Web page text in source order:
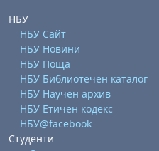
НБУ
НБУ Сайт
НБУ Новини
НБУ Поща
НБУ Библиотечен каталог
НБУ Научен архив
НБУ Етичен кодекс
НБУ@facebook
Студенти